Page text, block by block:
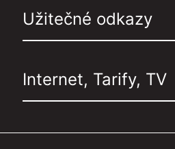
Užitečné odkazy
Internet, Tarify, TV